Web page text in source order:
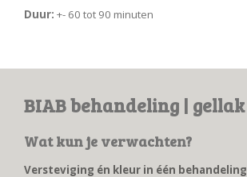
Duur: +- 60 tot 90 minuten
BIAB behandeling | gellak
Wat kun je verwachten?
Versteviging én kleur in één behandeling